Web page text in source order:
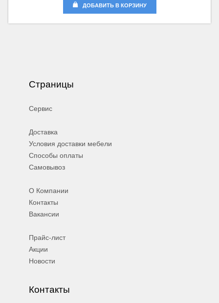
ДОБАВИТЬ В КОРЗИНУ
Страницы
Сервис
Доставка
Условия доставки мебели
Способы оплаты
Самовывоз
О Компании
Контакты
Вакансии
Прайс-лист
Акции
Новости
Контакты